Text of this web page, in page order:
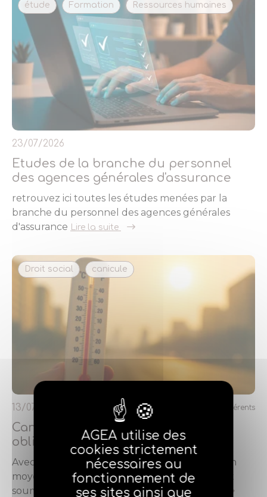
étude Formation Ressources humaines
23/07/2026
Etudes de la branche du personnel
des agences générales d'assurance
retrouvez ici toutes les études menées par la
branche du personnel des agences générales
d'assurance Lire la suite
Droit social canicule
13/07/2026 Réservé aux adhérents
Canicule et fortes chaleurs : quelles
obligations pour vos agences ?
Avec 7 959 agences employeuses comptant en
moyenne 3,6 salariés, les agents généraux sont
soumis à une obligation généra…Lire la suite
AGEA utilise des
cookies strictement
nécessaires au
fonctionnement de
ses sites ainsi que